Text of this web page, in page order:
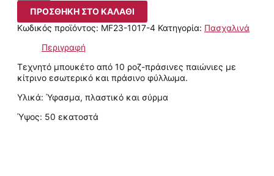
ΠΡΟΣΘΉΚΗ ΣΤΟ ΚΑΛΆΘΙ
Κωδικός προϊόντος: MF23-1017-4 Κατηγορία: Πασχαλινά
Περιγραφή
Τεχνητό μπουκέτο από 10 ροζ-πράσινες παιώνιες με
κίτρινο εσωτερικό και πράσινο φύλλωμα.
Υλικά: Ύφασμα, πλαστικό και σύρμα
Ύψος: 50 εκατοστά